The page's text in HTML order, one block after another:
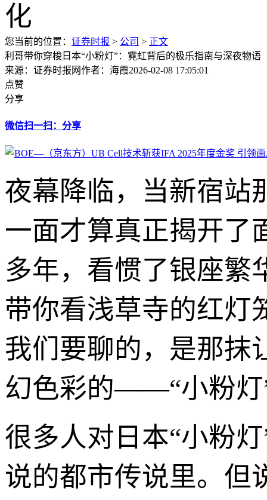
您当前的位置： 证券时报 > 公司 > 正文
利哥带你穿梭日本“小粉灯”：霓虹背后的极乐指南与深夜物语
来源：证券时报网作者：海霞2026-02-08 17:05:01
点赞
分享
微信扫一扫：分享
夜幕降临，当新宿站
一面才算真正揭开了
多年，看惯了银座繁
带你看浅草寺的红灯
我们要聊的，是那抹
幻色彩的——“小粉灯
很多人对日本“小粉
说的都市传说里。但